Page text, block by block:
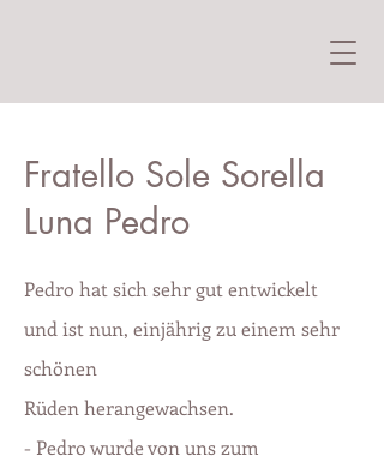
Fratello Sole Sorella
Luna Pedro
Pedro hat sich sehr gut entwickelt
und ist nun, einjährig zu einem sehr
schönen
Rüden herangewachsen.
- Pedro wurde von uns zum